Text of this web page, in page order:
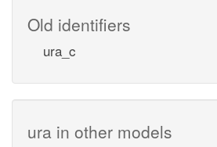
Old identifiers
ura_c
ura in other models